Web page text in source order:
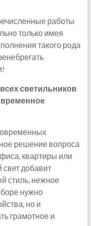
работы
только имея
такого рода
светильников
решение вопроса
квартиры или
свет добавит
стиль, нежное
нужно
но и
грамотное и